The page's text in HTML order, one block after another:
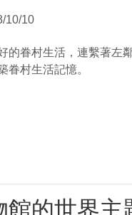
10/10
的眷村生活，連繫著左
眷村生活記憶。
館的世界主